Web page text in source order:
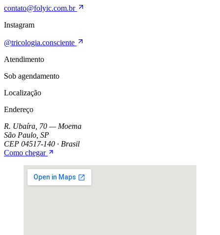
contato@folyic.com.br
Instagram
@tricologia.consciente
Atendimento
Sob agendamento
Localização
Endereço
R. Ubaíra, 70 — Moema
São Paulo, SP
CEP 04517-140 · Brasil
Como chegar